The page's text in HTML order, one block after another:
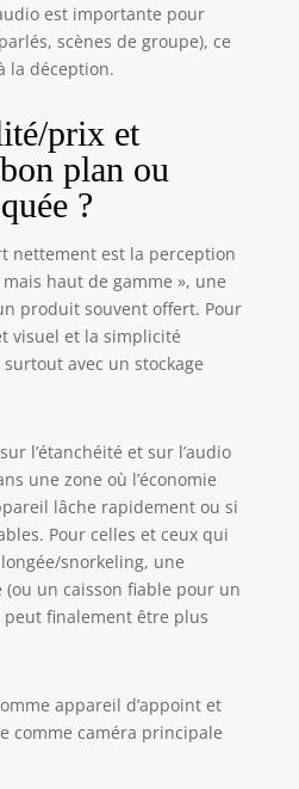
est importante pour
scènes de groupe), ce
la déception.
prix et
plan ou
?
nettement est la perception
haut de gamme », une
produit souvent offert. Pour
visuel et la simplicité
avec un stockage
l’étanchéité et sur l’audio
une zone où l’économie
lâche rapidement ou si
Pour celles et ceux qui
snorkeling, une
un caisson fiable pour un
finalement être plus
appareil d’appoint et
comme caméra principale